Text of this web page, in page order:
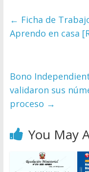
← Ficha de
Aprendo en casa
Bono
validaron sus
proceso →
You May